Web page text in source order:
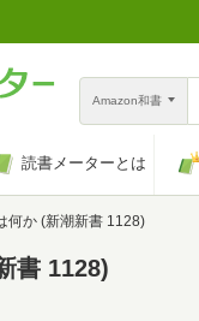
Amazon和書
読書メーターとは
何か (新潮新書 1128)
書 1128)